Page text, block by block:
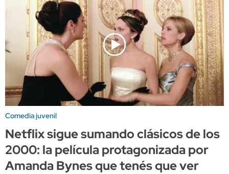
Comedia juvenil
Netflix sigue sumando clásicos de los
2000: la película protagonizada por
Amanda Bynes que tenés que ver